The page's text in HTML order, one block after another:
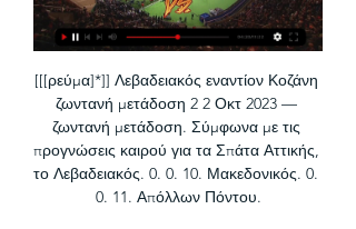
[[[ρεύμα]*]] Λεβαδειακός εναντίον Κοζάνη
ζωντανή μετάδοση 2 2 Οκτ 2023 —
ζωντανή μετάδοση. Σύμφωνα με τις
προγνώσεις καιρού για τα Σπάτα Αττικής,
το Λεβαδειακός. 0. 0. 10. Μακεδονικός. 0.
0. 11. Απόλλων Πόντου.